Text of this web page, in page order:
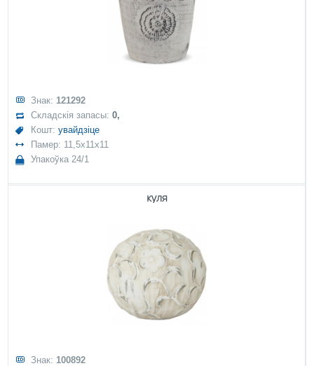
Знак: 121292
Складскія запасы:0,
Кошт:увайдзіце
Памер: 11,5x11x11
Упакоўка 24/1
куля
Знак: 100892